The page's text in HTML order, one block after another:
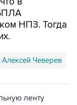
НПЗ. Тогда
Алексей Чеверев
ленту